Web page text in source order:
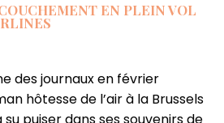
EN PLEIN VOL
des journaux en février
hôtesse de l’air à la Brussels